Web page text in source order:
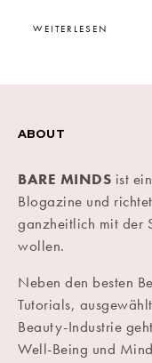
WEITERLESEN
ABOUT
BARE MINDS ist
Blogazine und
ganzheitlich mit der
wollen.
Neben den besten
Tutorials,
Beauty-Industrie
Well-Being und